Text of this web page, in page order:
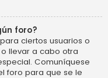
foro?
ciertos usuarios o
llevar a cabo otra
Comuníquese
foro para que se le